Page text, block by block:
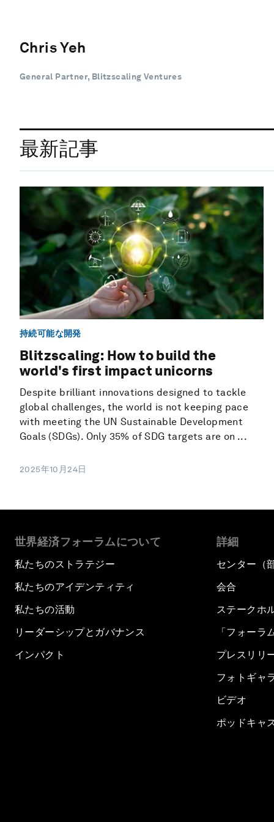
Chris Yeh
General Partner, Blitzscaling Ventures
最新記事
持続可能な開発
Blitzscaling: How to build the
world's first impact unicorns
Despite brilliant innovations designed to tackle
global challenges, the world is not keeping pace
with meeting the UN Sustainable Development
Goals (SDGs). Only 35% of SDG targets are on ...
2025年10月24日
世界経済フォーラムについて
私たちのストラテジー
私たちのアイデンティティ
私たちの活動
リーダーシップとガバナンス
インパクト
詳細
センター（
会合
ステークホ
「フォーラ
プレスリリ
フォトギャ
ビデオ
ポッドキャ